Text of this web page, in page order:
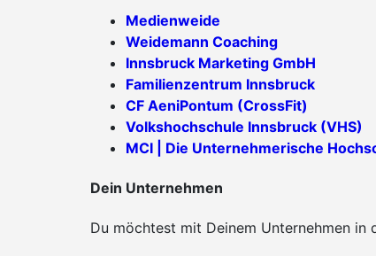
Medienweide
Weidemann Coaching
Innsbruck Marketing GmbH
Familienzentrum Innsbruck
CF AeniPontum (CrossFit)
Volkshochschule Innsbruck (VHS)
MCI | Die Unternehmerische
Dein Unternehmen
Du möchtest mit Deinem Unternehmen